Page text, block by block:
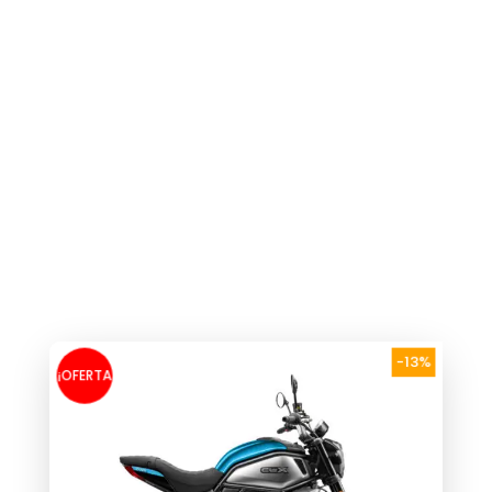
-13%
¡OFERTA